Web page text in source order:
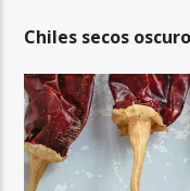
Chiles secos